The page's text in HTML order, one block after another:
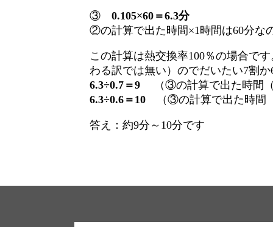
③ 0.105×60＝6.3分
②の計算で出た時間×1時間は60分な
この計算は熱交換率100％の場合で
わる訳では無い）のでだいたい7割
6.3÷0.7＝9 （③の計算で出た時間
6.3÷0.6＝10 （③の計算で出た時間
答え：約9分～10分です